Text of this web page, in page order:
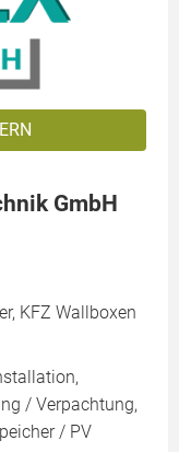
GmbH
KFZ Wallboxen
/ Verpachtung,
/ PV